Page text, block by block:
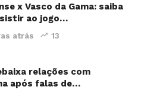
x Vasco da Gama: saiba
ao jogo…
atrás 13
relações com
após falas de…